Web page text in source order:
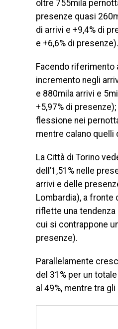
oltre 755mila
presenze quasi
di arrivi e +9,4% di
e +6,6% di presenze).
Facendo riferimento
incremento negli
e 880mila arrivi e
+5,97% di
flessione nei
mentre calano quelli
La Città di Torino
dell’1,51% nelle
arrivi e delle
Lombardia), a
riflette una tendenza
cui si contrappone
presenze).
Parallelamente
del 31% per un
al 49%, mentre tra